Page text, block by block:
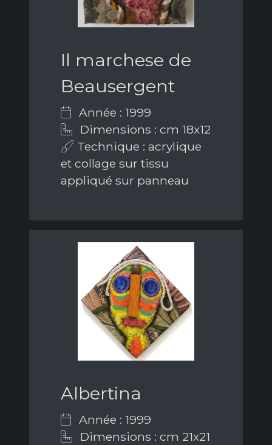
Il marchese de
Beausergent
Année : 1999
Dimensions : cm 18x12
Technique : acrylique
et collage sur tissu
appliqué sur panneau
Albertina
Année : 1999
Dimensions : cm 21x21